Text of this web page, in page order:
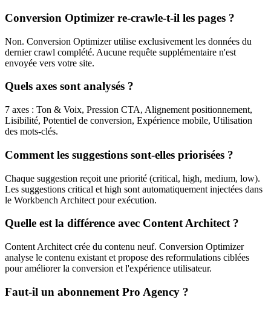
Conversion Optimizer re-crawle-t-il les pages ?
Non. Conversion Optimizer utilise exclusivement les données du
dernier crawl complété. Aucune requête supplémentaire n'est
envoyée vers votre site.
Quels axes sont analysés ?
7 axes : Ton & Voix, Pression CTA, Alignement positionnement,
Lisibilité, Potentiel de conversion, Expérience mobile, Utilisation
des mots-clés.
Comment les suggestions sont-elles priorisées ?
Chaque suggestion reçoit une priorité (critical, high, medium, low).
Les suggestions critical et high sont automatiquement injectées dans
le Workbench Architect pour exécution.
Quelle est la différence avec Content Architect ?
Content Architect crée du contenu neuf. Conversion Optimizer
analyse le contenu existant et propose des reformulations ciblées
pour améliorer la conversion et l'expérience utilisateur.
Faut-il un abonnement Pro Agency ?